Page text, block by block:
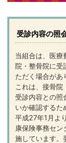
受診内容の照
当組合は、医療
院・整骨院に受
ただく場合があ
これは、接骨院
受診内容との照
いか確認するた
平成27年1月よ
康保険事務セ
施しています。